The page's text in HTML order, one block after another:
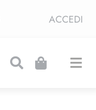
ACCEDI